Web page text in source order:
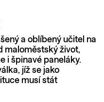
a oblíbený učitel na
maloměstský život,
i špinavé paneláky.
jíž se jako
musí stát